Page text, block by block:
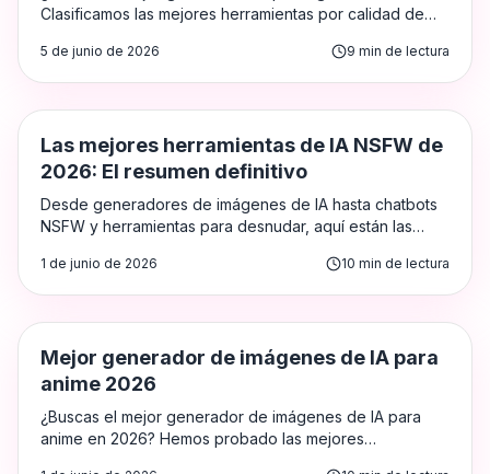
Clasificamos las mejores herramientas por calidad de
encuentres la adecuada rápidamente.
5 de junio de 2026 9 min de lectura
Las mejores herramientas de IA NSFW de
2026: El resumen definitivo
Desde generadores de imágenes de IA hasta chatbots
NSFW y herramientas para desnudar, aquí están las
clasificadas y revisadas para adultos que desean
resultados reales.
1 de junio de 2026 10 min de lectura
Mejor generador de imágenes de IA para
anime 2026
¿Buscas el mejor generador de imágenes de IA para
anime en 2026? Hemos probado las mejores